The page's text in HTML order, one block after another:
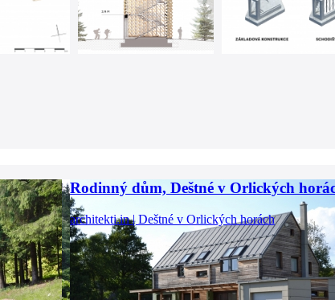
Rodinný dům, Deštné v Orlických
architekti.in | Deštné v Orlických horách